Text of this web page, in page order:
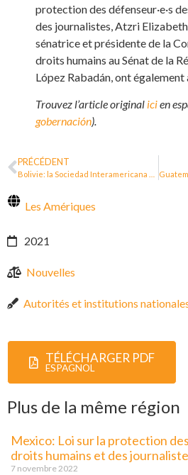
protection des défenseur·e·s
des journalistes, Atzri
sénatrice et présidente de la
droits humains au Sénat de la
López Rabadán, ont également
Trouvez l’article original icien
gobernación).
PRÉCÉDENT
Les Amériques
2021
Nouvelles
Autorités et institutions
TÉLÉCHARGER PDF
ESPAGNOL
Plus de la même région
Mexico: Loi sur la protection
droits humains et des
7 novembre 2022